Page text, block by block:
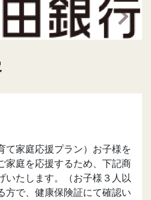
次の
て家庭応援プラン）お子様を
家庭を応援するため、下記商
いたします。（お子様３人以
方で、健康保険証にて確認い